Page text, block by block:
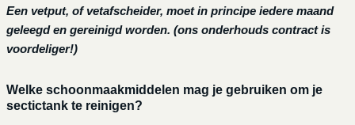
Een vetput, of vetafscheider, moet in principe iedere maand
geleegd en gereinigd worden. (ons onderhouds contract is
voordeliger!)
Welke schoonmaakmiddelen mag je gebruiken om je
sectictank te reinigen?